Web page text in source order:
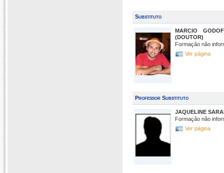
Substituto
MARCIO
(DOUTOR)
Formação não
Ver página
Professor Substituto
JAQUELINE
Formação não
Ver página